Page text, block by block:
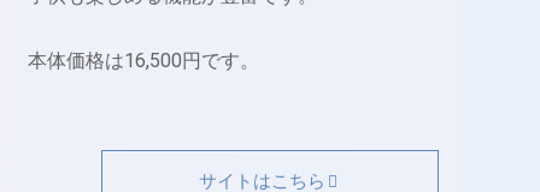
本体価格は16,500円です。
サイトはこちら